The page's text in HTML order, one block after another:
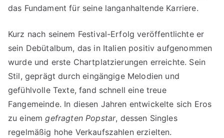
das Fundament für seine langanhaltende Karriere.
Kurz nach seinem Festival-Erfolg veröffentlichte er
sein Debütalbum, das in Italien positiv aufgenommen
wurde und erste Chartplatzierungen erreichte. Sein
Stil, geprägt durch eingängige Melodien und
gefühlvolle Texte, fand schnell eine treue
Fangemeinde. In diesen Jahren entwickelte sich Eros
zu einemgefragten Popstar, dessen Singles
regelmäßig hohe Verkaufszahlen erzielten.